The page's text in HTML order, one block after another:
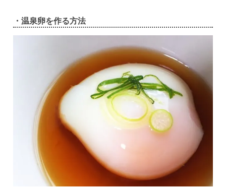
・温泉卵を作る方法